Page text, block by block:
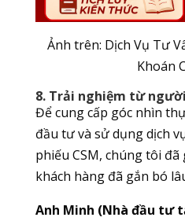
Ảnh trên: Dịch Vụ Tư
Khoán
8. Trải nghiệm từ
Để cung cấp góc nhìn
đầu tư và sử dụng dịch
phiếu CSM, chúng tôi
khách hàng đã gắn bó
Anh Minh (Nhà đầu tư